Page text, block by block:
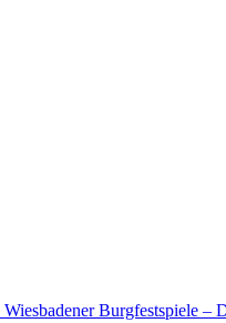
Burgfestspiele –